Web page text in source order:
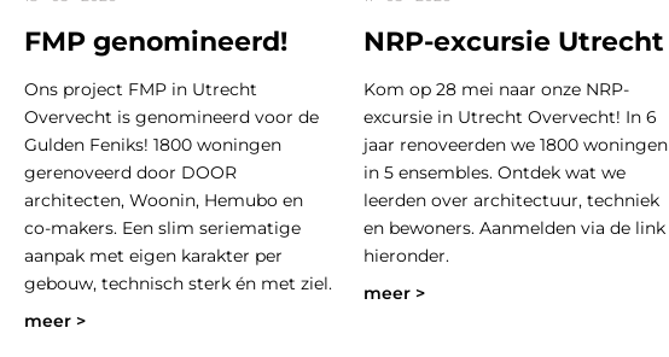
FMP genomineerd!
Ons project FMP in Utrecht
Overvecht is genomineerd voor de
Gulden Feniks! 1800 woningen
gerenoveerd door DOOR
architecten, Woonin, Hemubo en
co-makers. Een slim seriematige
aanpak met eigen karakter per
gebouw, technisch sterk én met ziel.
meer >
NRP-excursie Utrecht
Kom op 28 mei naar onze NRP-
excursie in Utrecht Overvecht! In 6
jaar renoveerden we 1800 woningen
in 5 ensembles. Ontdek wat we
leerden over architectuur, techniek
en bewoners. Aanmelden via de link
hieronder.
meer >